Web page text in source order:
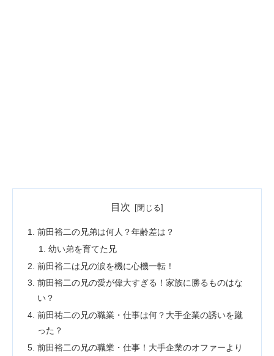
目次
前田裕二の兄弟は何人？年齢差は？
幼い弟を育てた兄
前田裕二は兄の涙を機に心機一転！
前田裕二の兄の愛が偉大すぎる！家族に勝るものはな
い？
前田祐二の兄の職業・仕事は何？大手企業の誘いを蹴
った？
前田裕二の兄の職業・仕事！大手企業のオファーより